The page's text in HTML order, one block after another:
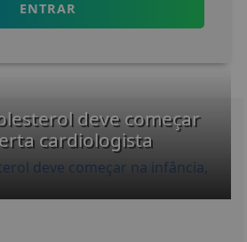
ENTRAR
deve começar
cardiologista